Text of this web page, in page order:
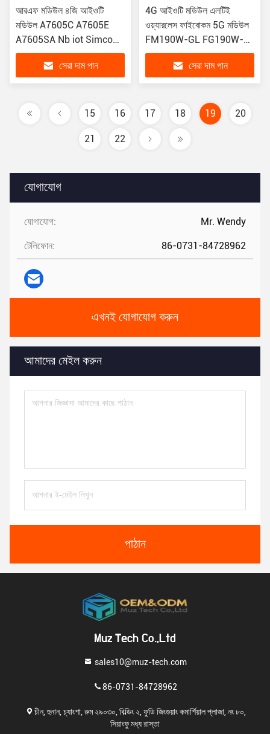
যোগাযোগ
যোগাযোগ: Mr. Wendy
টেলিফোন: 86-0731-84728962
এখনই যোগাযোগ করুন
আমাদের মেইল ​​করুন
পাঠান
আরএফ মডিউল ৪জি আইওটি
মডিউল A7605C A7605E
A7605SA Nb iot Simcom
4G
সেরা দাম পান
4G আইওটি মডিউল এলটিই
ওয়্যারলেস ফাইবোকম 5G মডিউল
FM190W-GL FG190W-
NA FG180-NA
সেরা দাম পান
15 16 17 18 19 20
21 22
Muz Tech Co.,Ltd
sales10@muz-tech.com
86-0731-84728962
চীন, হুনান, চ্যাংশা, রুম ২৯০৩০, বিল্ডিং ২, ফুডি জিংগুয়াং কমার্শিয়াল প্লাজা, নং ৮০,
সিয়াংফু মধ্য রাস্তা